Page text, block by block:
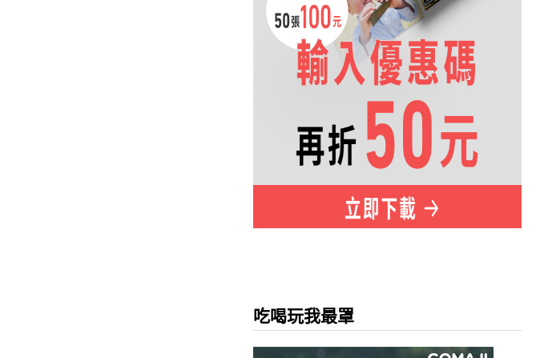
吃喝玩我最罩